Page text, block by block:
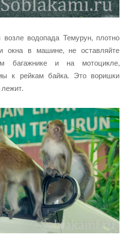
возле водопада Темурун, плотно
окна в машине, не оставляйте
багажнике и на мотоцикле,
к рейкам байка. Это воришки
лежит.